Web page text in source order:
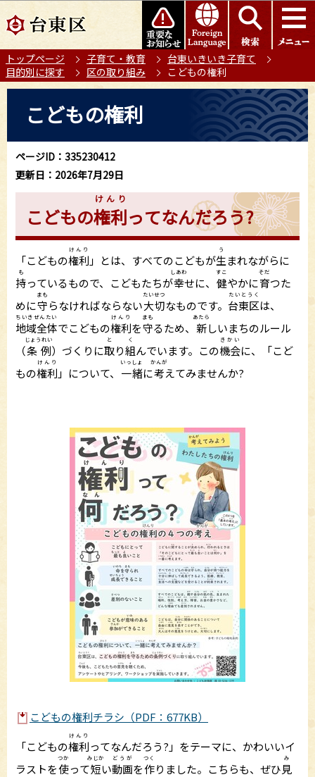
の
ー
ジ
このページの本文へ移動
トップページ 子育て・教育
台東いきいき子育て
目的別に探す
区の取り組み こどもの権利
か
こどもの権利
ページID：335230412
更新日：2026年7月29日
こどもの権利
けんり
ってなんだろう?
「こどもの権利
けんり
」とは、すべてのこどもが生
う
まれながらに
持
も
っているもので、こどもたちが幸
しあわ
せに、 健
すこ
やかに育
そだ
つた
めに守
まも
らなければならない大切
たいせつ
なものです。 台東区
たいとうく
は、
地域全体
ちいきぜんたい
でこどもの権利
けんり
を守
まも
るため、 新
あたら
しいまちのルール
（条例
じょうれい
）づくりに取
と
り組
く
んでいます。この機会
きかい
に、「こど
もの権利
けんり
」について、 一緒
いっしょ
に考
かんが
えてみませんか?
こどもの権利チラシ（PDF：677KB）
「こどもの権利
けんり
ってなんだろう?」をテーマに、かわいいイ
ラストを使
つか
って短
みじか
い動画
どうが
を作
つく
りました。こちらも、ぜひ見
み